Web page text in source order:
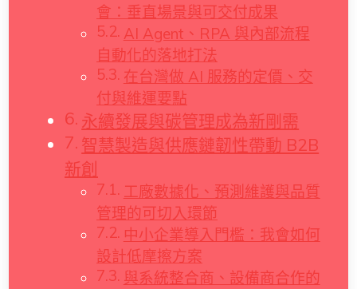
會：垂直場景與可交付成果
AI Agent、RPA 與內部流程
自動化的落地打法
在台灣做 AI 服務的定價、交
付與維運要點
永續發展與碳管理成為新剛需
智慧製造與供應鏈韌性帶動 B2B
新創
工廠數據化、預測維護與品質
管理的可切入環節
中小企業導入門檻：我會如何
設計低摩擦方案
與系統整合商、設備商合作的